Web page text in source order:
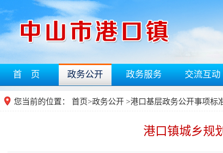
首 页 政务公开 政务服务 交流互动
您当前的位置： 首页>政务公开 >港口基层政务公开事项标
港口镇城乡规